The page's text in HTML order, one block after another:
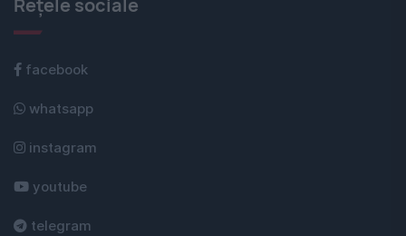
Rețele sociale
facebook
whatsapp
instagram
youtube
telegram